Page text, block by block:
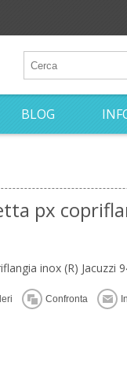
BLOG
px
inox (R) Jacuzzi